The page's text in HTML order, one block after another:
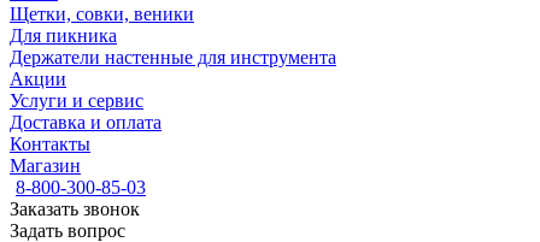
Щетки, совки, веники
Для пикника
Держатели настенные для инструмента
Акции
Услуги и сервис
Доставка и оплата
Контакты
Магазин
8-800-300-85-03
Заказать звонок
Задать вопрос